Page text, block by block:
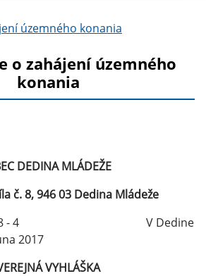
územného konania
o zahájení územného
konania
DEDINA MLÁDEŽE
č. 8, 946 03 Dedina Mládeže
SP68 - 4 V Dedine
07. júna 2017
VYHLÁŠKA